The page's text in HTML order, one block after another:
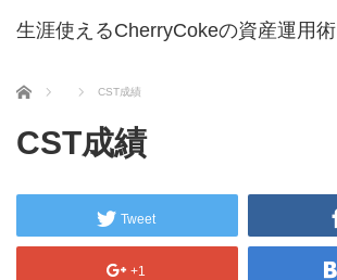
生涯使えるCherryCokeの資産運用術
ホーム CST成績
CST成績
Tweet
+1